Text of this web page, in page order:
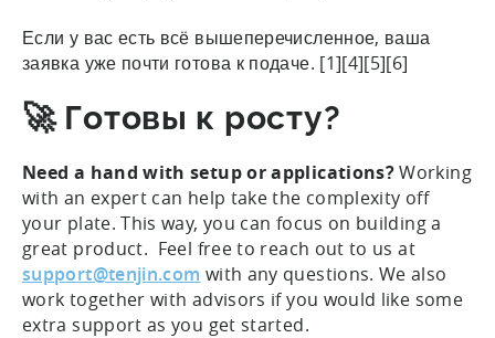
Если у вас есть всё вышеперечисленное, ваша
заявка уже почти готова к подаче. [1][4][5][6]
🚀 Готовы к росту?
Need a hand with setup or applications?Working
with an expert can help take the complexity off
your plate. This way, you can focus on building a
great product. Feel free to reach out to us at
support@tenjin.com with any questions. We also
work together with advisors if you would like some
extra support as you get started.